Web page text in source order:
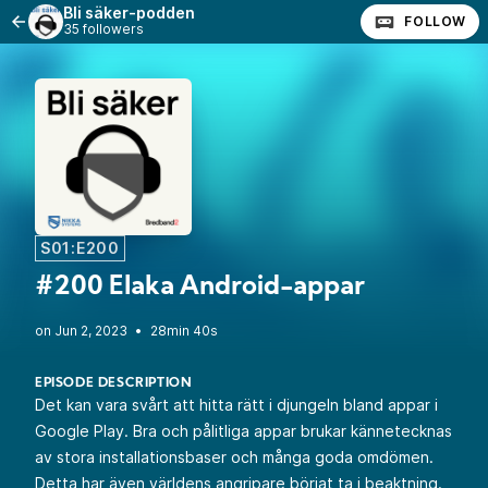
Bli säker-podden
35 followers FOLLOW
S01:E200
#200 Elaka Android-appar
• 28min 40s
EPISODE DESCRIPTION
Det kan vara svårt att hitta rätt i djungeln bland appar i
Google Play. Bra och pålitliga appar brukar kännetecknas
av stora installationsbaser och många goda omdömen.
Detta har även världens angripare börjat ta i beaktning.